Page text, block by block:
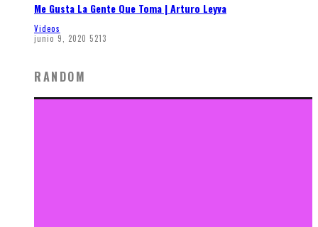
Me Gusta La Gente Que Toma | Arturo Leyva
Videos
junio 9, 2020 5213
RANDOM